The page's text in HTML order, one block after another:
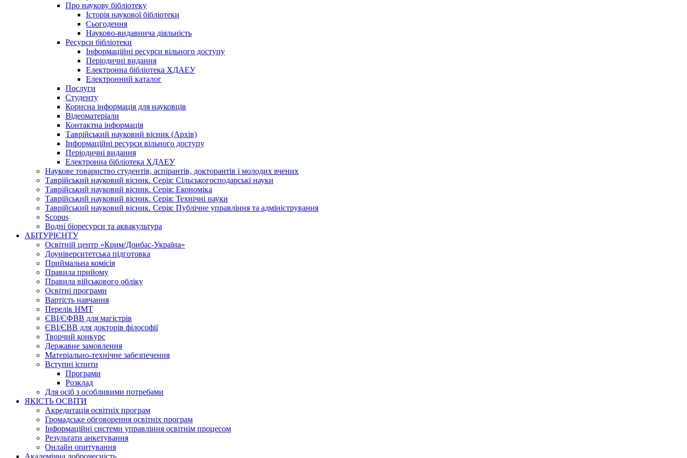
Про наукову бібліотеку
Історія наукової бібліотеки
Сьогодення
Науково-видавнича діяльність
Ресурси бібліотеки
Інформаційні ресурси вільного доступу
Періодичні видання
Електронна бібліотека ХДАЕУ
Електронний каталог
Послуги
Студенту
Корисна інформація для науковців
Відеоматеріали
Контактна інформація
Таврійський науковий вісник (Архів)
Інформаційні ресурси вільного доступу
Періодичні видання
Електронна бібліотека ХДАЕУ
Наукове товариство студентів, аспірантів, докторантів і молодих вчених
Таврійський науковий вісник. Серія: Сільськогосподарські науки
Таврійський науковий вісник. Серія: Економіка
Таврійський науковий вісник. Серія: Технічні науки
Таврійський науковий вісник. Серія: Публічне управління та адміністрування
Scopus
Водні біоресурси та аквакультура
АБІТУРІЄНТУ
Освітній центр «Крим/Донбас-Україна»
Доуніверситетська підготовка
Приймальна комісія
Правила прийому
Правила військового обліку
Освітні програми
Вартість навчання
Перелік НМТ
ЄВІ/ЄФВВ для магістрів
ЄВІ/ЄВВ для докторів філософії
Творчий конкурс
Державне замовлення
Матеріально-технічне забезпечення
Вступні іспити
Програми
Розклад
Для осіб з особливими потребами
ЯКІСТЬ ОСВІТИ
Акредитація освітніх програм
Громадське обговорення освітніх програм
Інформаційні системи управління освітнім процесом
Результати анкетування
Онлайн опитування
Академічна доброчесність